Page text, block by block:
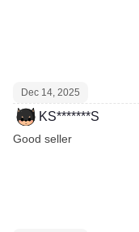
Dec 14, 2025
KS*******S
Good seller